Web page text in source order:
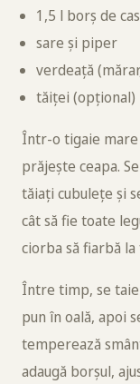
1,5 l borș de
sare și piper
verdeață
tăiței (opțional)
Într-o tigaie mare
prăjește ceapa.
tăiați cubulețe și
cât să fie toate
ciorba să fiarbă
Între timp, se taie
pun în oală, apoi
temperează
adaugă borșul,